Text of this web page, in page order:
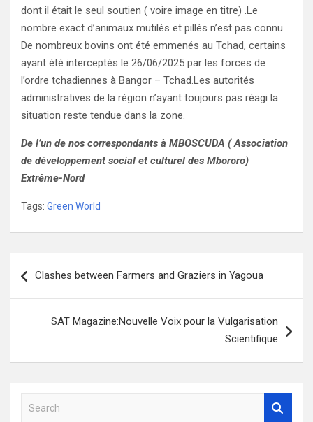
dont il était le seul soutien ( voire image en titre) .Le
nombre exact d’animaux mutilés et pillés n’est pas connu.
De nombreux bovins ont été emmenés au Tchad, certains
ayant été interceptés le 26/06/2025 par les forces de
l’ordre tchadiennes à Bangor – Tchad.Les autorités
administratives de la région n’ayant toujours pas réagi la
situation reste tendue dans la zone.
De l’un de nos correspondants à MBOSCUDA ( Association
de développement social et culturel des Mbororo)
Extrême-Nord
Tags: Green World
de
Clashes between Farmers and Graziers in Yagoua
SAT Magazine:Nouvelle Voix pour la Vulgarisation
Scientifique